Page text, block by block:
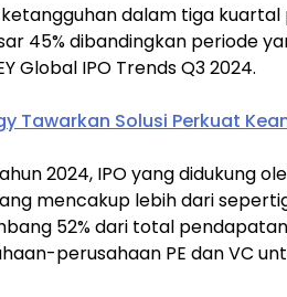
ketangguhan dalam tiga
45% dibandingkan periode
Global IPO Trends Q3 2024.
Tawarkan Solusi Perkuat
2024, IPO yang didukung
mencakup lebih dari
52% dari total
perusahaan PE dan VC